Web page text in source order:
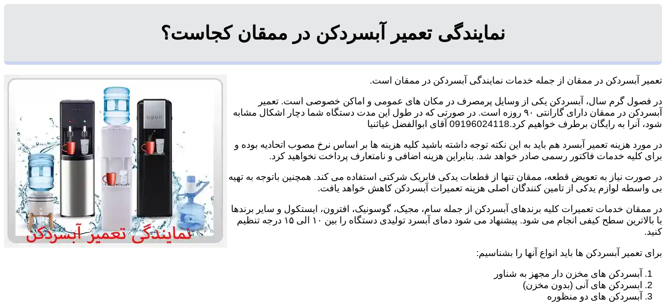
نمایندگی تعمیر آبسردکن در ممقان کجاست؟
تعمیر آبسردکن در ممقان از جمله خدمات نمایندگی آبسردکن در ممقان است.
در فصول گرم سال، آبسردکن یکی از وسایل پرمصرف در مکان های عمومی و اماکن خصوصی است. تعمیر
آبسردکن در ممقان دارای گارانتی ۹۰ روزه است. در صورتی که در طول این مدت دستگاه شما دچار اشکال مشابه
شود، آنرا به رایگان برطرف خواهیم کرد.09196024118 آقای ابوالفضل غیاثنیا
در مورد هزینه تعمیر آبسرد هم باید به این نکته توجه داشته باشید کلیه هزینه ها بر اساس نرخ مصوب اتحادیه بوده و
برای کلیه خدمات فاکتور رسمی صادر خواهد شد. بنابراین هزینه اضافی و نامتعارف پرداخت نخواهید کرد.
در صورت نیاز به تعویض قطعه، ممقان تنها از قطعات یدکی فابریک شرکتی استفاده می کند. همچنین باتوجه به تهیه
بی واسطه لوازم یدکی از تامین کنندگان اصلی هزینه تعمیرات آبسردکن کاهش خواهد یافت.
در ممقان خدمات تعمیرات کلیه برندهای آبسردکن از جمله سام، مجیک، گوسونیک، افترون، ایستکول و سایر برندها
با بالاترین سطح کیفی انجام می شود. پیشنهاد می شود دمای آبسرد تولیدی دستگاه را بین ۱۰ الی ۱۵ درجه تنظیم
کنید.
برای تعمیر آبسردکن ها باید انواع آنها را بشناسیم:
آبسردکن های مخزن دار مجهز به شناور
ابسردکن های آنی (بدون مخزن)
آبسردکن های دو منظوره